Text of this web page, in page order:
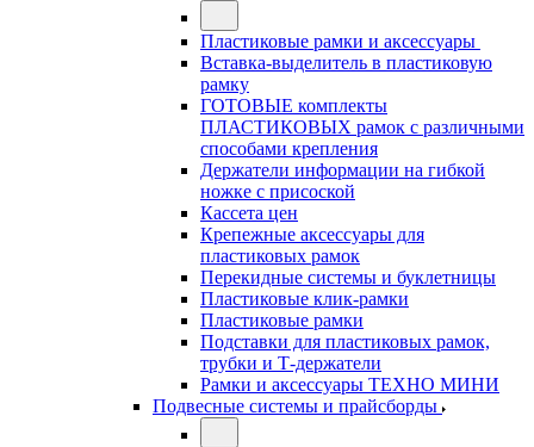
Пластиковые рамки и аксессуары
Вставка-выделитель в пластиковую
рамку
ГОТОВЫЕ комплекты
ПЛАСТИКОВЫХ рамок с различными
способами крепления
Держатели информации на гибкой
ножке с присоской
Кассета цен
Крепежные аксессуары для
пластиковых рамок
Перекидные системы и буклетницы
Пластиковые клик-рамки
Пластиковые рамки
Подставки для пластиковых рамок,
трубки и Т-держатели
Рамки и аксессуары ТЕХНО МИНИ
Подвесные системы и прайсборды